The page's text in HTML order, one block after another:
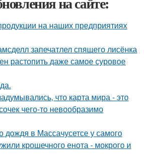
на наших предприятиях
запечатлел спящего лисёнка
растопить даже самое суровое
что карта мира - это
чего-то невообразимо
дождя в Массачусетсе у самого
крошечного енота - мокрого и